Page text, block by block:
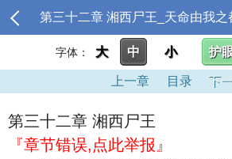
字体： 大 中 小 护
上一章 目录 下
第三十二章 湘西尸王
『章节错误,点此举报』